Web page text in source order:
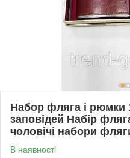
Набор фляга і рюмки
заповідей Набір
чоловічі набори
В наявності